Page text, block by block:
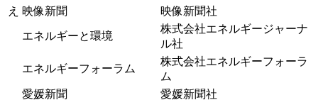
え 映像新聞 映像新聞社
エネルギーと環境
株式会社エネルギージャーナ
ル社
エネルギーフォーラム
株式会社エネルギーフォーラ
ム
愛媛新聞
愛媛新聞社